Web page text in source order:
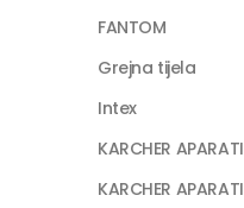
FANTOM
Grejna tijela
Intex
KARCHER APARATI
KARCHER APARATI